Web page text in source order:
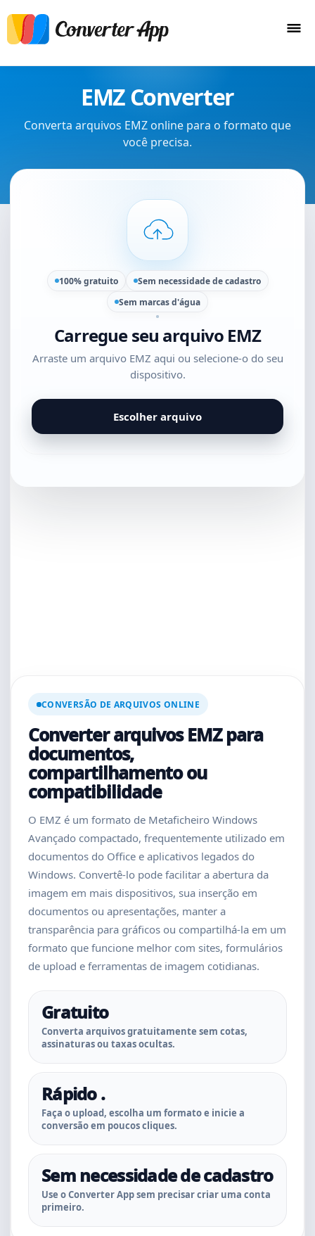
EMZ Converter
Converta arquivos EMZ online para o formato que
você precisa.
100% gratuito
Sem necessidade de cadastro
Sem marcas d'água
Carregue seu arquivo EMZ
Arraste um arquivo EMZ aqui ou selecione-o do seu
dispositivo.
Escolher arquivo
CONVERSÃO DE ARQUIVOS ONLINE
Converter arquivos EMZ para
documentos,
compartilhamento ou
compatibilidade
O EMZ é um formato de Metaficheiro Windows
Avançado compactado, frequentemente utilizado em
documentos do Office e aplicativos legados do
Windows. Convertê-lo pode facilitar a abertura da
imagem em mais dispositivos, sua inserção em
documentos ou apresentações, manter a
transparência para gráficos ou compartilhá-la em um
formato que funcione melhor com sites, formulários
de upload e ferramentas de imagem cotidianas.
Gratuito
Converta arquivos gratuitamente sem cotas,
assinaturas ou taxas ocultas.
Rápido .
Faça o upload, escolha um formato e inicie a
conversão em poucos cliques.
Sem necessidade de cadastro
Use o Converter App sem precisar criar uma conta
primeiro.